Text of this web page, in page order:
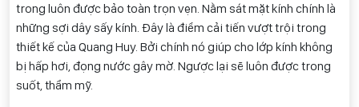
trong luôn được bảo toàn trọn vẹn. Nằm sát mặt kính chính là
những sợi dây sấy kính. Đây là điểm cải tiến vượt trội trong
thiết kế của Quang Huy. Bởi chính nó giúp cho lớp kính không
bị hấp hơi, đọng nước gây mờ. Ngược lại sẽ luôn được trong
suốt, thẩm mỹ.